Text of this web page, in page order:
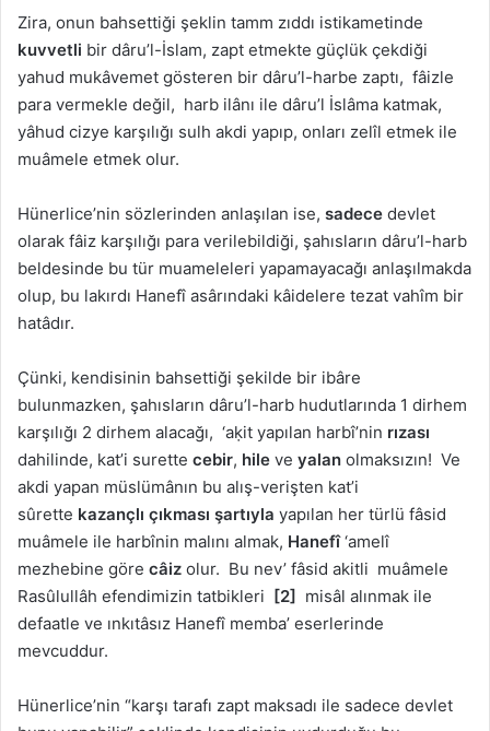
Zira, onun bahsettiği şeklin tamm zıddı istikametinde
kuvvetli bir dâru’l-İslam, zapt etmekte güçlük çekdiği
yahud mukâvemet gösteren bir dâru’l-harbe zaptı, fâizle
para vermekle değil, harb ilânı ile dâru’l İslâma katmak,
yâhud cizye karşılığı sulh akdi yapıp, onları zelîl etmek ile
muâmele etmek olur.
Hünerlice’nin sözlerinden anlaşılan ise, sadece devlet
olarak fâiz karşılığı para verilebildiği, şahısların dâru’l-harb
beldesinde bu tür muameleleri yapamayacağı anlaşılmakda
olup, bu lakırdı Hanefî asârındaki kâidelere tezat vahîm bir
hatâdır.
Çünki, kendisinin bahsettiği şekilde bir ibâre
bulunmazken, şahısların dâru’l-harb hudutlarında 1 dirhem
karşılığı 2 dirhem alacağı, ‘aḳit yapılan harbî’nin rızası
dahilinde, kat’i surette cebir, hile ve yalan olmaksızın! Ve
akdi yapan müslümânın bu alış-verişten kat’i
sûrette kazançlı çıkması şartıyla yapılan her türlü fâsid
muâmele ile harbînin malını almak, Hanefî‘amelî
mezhebine göre câiz olur. Bu nev’ fâsid akitli muâmele
Rasûlullâh efendimizin tatbikleri [2] misâl alınmak ile
defaatle ve ınkıtâsız Hanefî memba’ eserlerinde
mevcuddur.
Hünerlice’nin “karşı tarafı zapt maksadı ile sadece devlet